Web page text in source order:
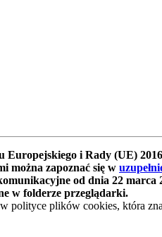
Europejskiego i Rady (UE)
można zapoznać się w
od dnia 22
w folderze przeglądarki.
polityce plików cookies, która